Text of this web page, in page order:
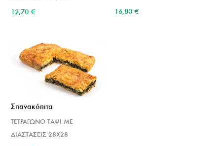
12,70€ 16,80€
Σπανακόπιτα
ΤΕΤΡΑΓΩΝΟ ΤΑΨΙ ΜΕ
ΔΙΑΣΤΑΣΕΙΣ 28Χ28